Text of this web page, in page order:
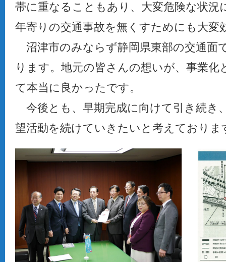
帯に重なることもあり、大変危険な状況
年寄りの交通事故を無くすためにも大変
沼津市のみならず静岡県東部の交通面
ります。地元の皆さんの想いが、事業
て本当に良かったです。
今後とも、早期完成に向けて引き続き
望活動を続けていきたいと考えておりま